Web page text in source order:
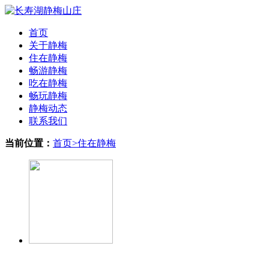
首页
关于静梅
住在静梅
畅游静梅
吃在静梅
畅玩静梅
静梅动态
联系我们
当前位置： 首页>住在静梅